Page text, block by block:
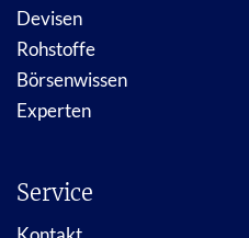
Devisen
Rohstoffe
Börsenwissen
Experten
Service